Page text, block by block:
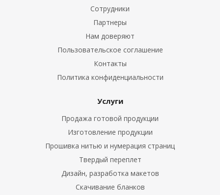
Сотрудники
Партнеры
Нам доверяют
Пользовательское соглашение
Контакты
Политика конфиденциальности
Услуги
Продажа готовой продукции
Изготовление продукции
Прошивка нитью и нумерация страниц
Твердый переплет
Дизайн, разработка макетов
Скачивание бланков